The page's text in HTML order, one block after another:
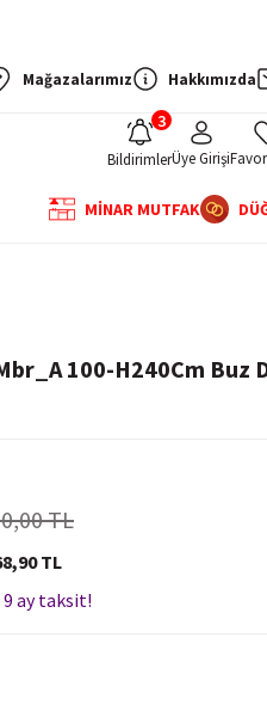
Mağazalarımız Hakkımızda
BildirimlerÜye Girişi
MİNAR MUTFAK
100-H240Cm Buz
TL
TL
9 ay taksit!